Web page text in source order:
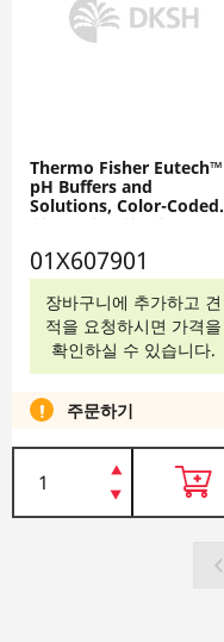
Thermo Fisher Eutech™
pH Buffers and
Solutions, Color-Coded,
60 mL, 01X607901
01X607901
장바구니에 추가하고 견
적을 요청하시면 가격을
확인하실 수 있습니다.
주문하기